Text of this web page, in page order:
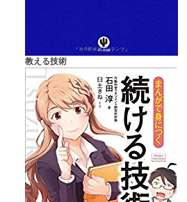
教える技術